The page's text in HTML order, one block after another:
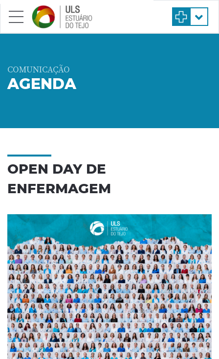
Saltar para conteúdo principal
COMUNICAÇÃO
AGENDA
OPEN DAY DE
ENFERMAGEM